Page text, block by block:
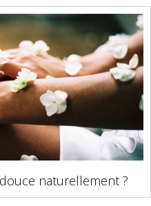
naturellement ?